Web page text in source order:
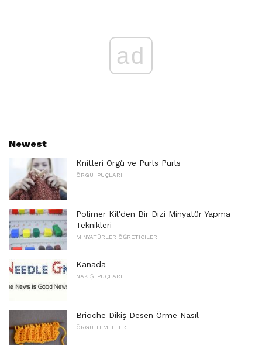
ad
Newest
Knitleri Örgü ve Purls Purls
ÖRGÜ IPUÇLARI
Polimer Kil'den Bir Dizi Minyatür Yapma
Teknikleri
MINYATÜRLER ÖĞRETICILER
Kanada
NAKIŞ IPUÇLARI
Brioche Dikiş Desen Örme Nasıl
ÖRGÜ TEMELLERI